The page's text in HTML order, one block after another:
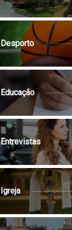
Desporto
Educação
Entrevistas
Igreja